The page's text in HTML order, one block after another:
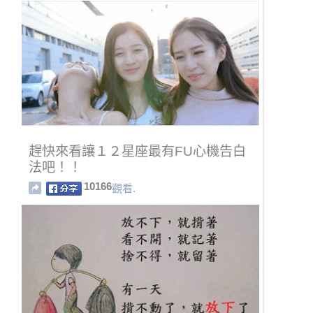
趕快來看讓１２星座最有FU心機告白
法吧！！
10166觀看.